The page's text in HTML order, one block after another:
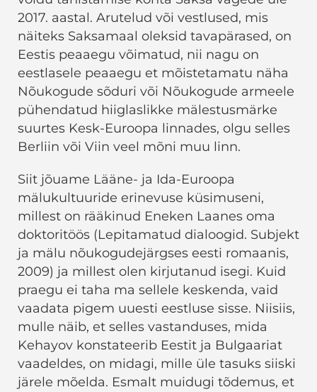
2017. aastal. Arutelud või vestlused, mis
näiteks Saksamaal oleksid tavapärased, on
Eestis peaaegu võimatud, nii nagu on
eestlasele peaaegu et mõistetamatu näha
Nõukogude sõduri või Nõukogude armeele
pühendatud hiiglaslikke mälestusmärke
suurtes Kesk-Euroopa linnades, olgu selles
Berliin või Viin veel mõni muu linn.
Siit jõuame Lääne- ja Ida-Euroopa
mälukultuuride erinevuse küsimuseni,
millest on rääkinud Eneken Laanes oma
doktoritöös (Lepitamatud dialoogid. Subjekt
ja mälu nõukogudejärgses eesti romaanis,
2009) ja millest olen kirjutanud isegi. Kuid
praegu ei taha ma sellele keskenda, vaid
vaadata pigem uuesti eestluse sisse. Niisiis,
mulle näib, et selles vastanduses, mida
Kehayov konstateerib Eestit ja Bulgaariat
vaadeldes, on midagi, mille üle tasuks siiski
järele mõelda. Esmalt muidugi tõdemus, et